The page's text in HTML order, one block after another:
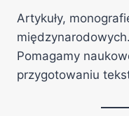
Artykuły,
międzynarodowych.
Pomagamy
przygotowaniu